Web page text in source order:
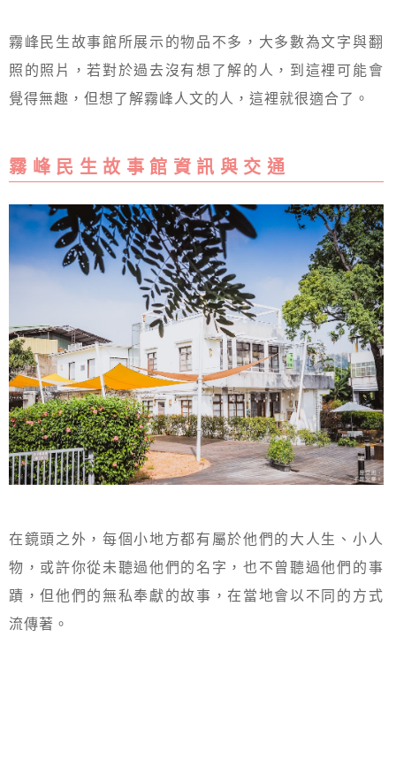
霧峰民生故事館所展示的物品不多，大多數為文字與翻
照的照片，若對於過去沒有想了解的人，到這裡可能會
覺得無趣，但想了解霧峰人文的人，這裡就很適合了。
霧 峰 民 生 故 事 館 資 訊 與 交 通
在鏡頭之外，每個小地方都有屬於他們的大人生、小人
物，或許你從未聽過他們的名字，也不曾聽過他們的事
蹟，但他們的無私奉獻的故事，在當地會以不同的方式
流傳著。